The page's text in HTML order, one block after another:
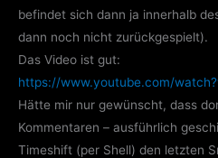
befindet sich dann ja innerhalb
dann noch nicht zurückgespielt).
Das Video ist gut:
https://www.youtube.com/
Hätte mir nur gewünscht, dass
Kommentaren – ausführlich
Timeshift (per Shell) den letzten